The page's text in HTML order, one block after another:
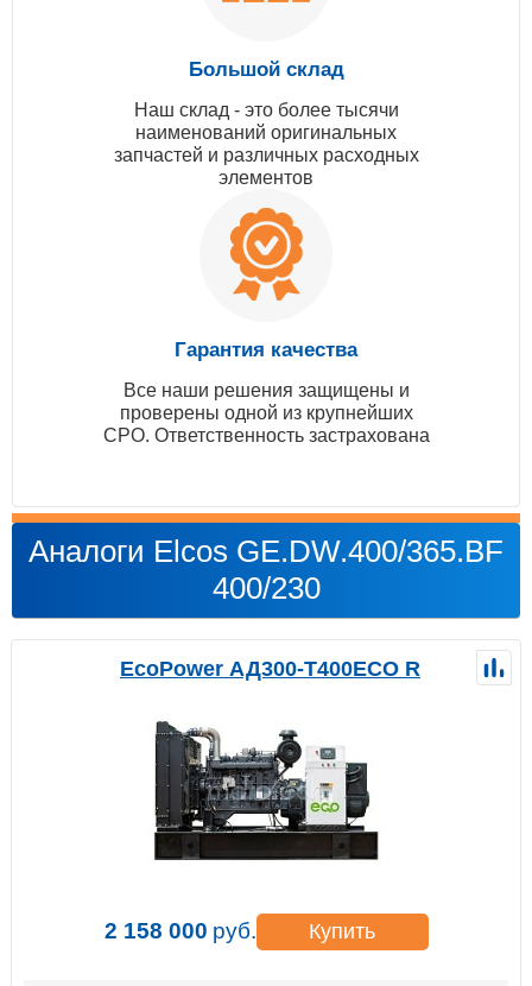
Большой склад
Наш склад - это более тысячи
наименований оригинальных
запчастей и различных расходных
элементов
Гарантия качества
Все наши решения защищены и
проверены одной из крупнейших
СРО. Ответственность застрахована
Аналоги Elcos GE.DW.400/365.BF
400/230
EcoPower АД300-T400ECO R
2 158 000 руб. Купить